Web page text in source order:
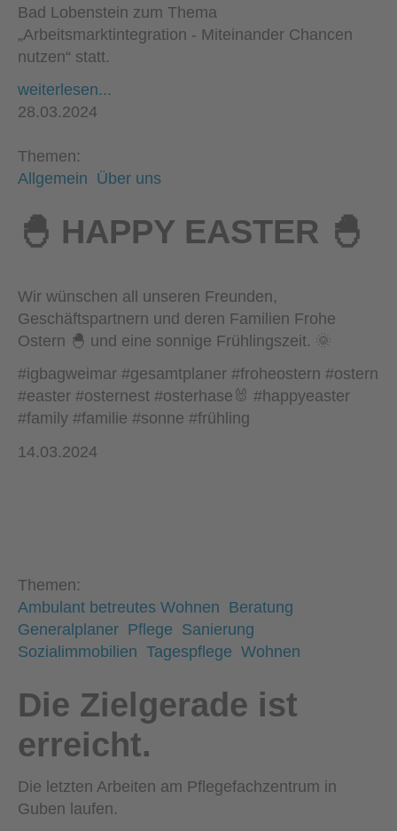
Bad Lobenstein zum Thema
„Arbeitsmarktintegration - Miteinander Chancen
nutzen“ statt.
weiterlesen...
28.03.2024
Themen:
Allgemein Über uns
🐣 HAPPY EASTER 🐣
Wir wünschen all unseren Freunden,
Geschäftspartnern und deren Familien Frohe
Ostern 🐣 und eine sonnige Frühlingszeit. 🌞
#igbagweimar #gesamtplaner #froheostern #ostern
#easter #osternest #osterhase🐰 #happyeaster
#family #familie #sonne #frühling
14.03.2024
Themen:
Ambulant betreutes Wohnen Beratung
Generalplaner Pflege Sanierung
Sozialimmobilien Tagespflege Wohnen
Die Zielgerade ist
erreicht.
Die letzten Arbeiten am Pflegefachzentrum in
Guben laufen.